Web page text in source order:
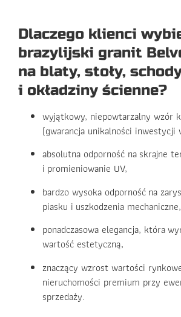
Dlaczego klienci
brazylijski granit
na blaty, stoły,
i okładziny ścienne?
wyjątkowy, niepowtarzalny wzór
(gwarancja unikalności inwestycji
absolutna odporność na skrajne
i promieniowanie UV,
bardzo wysoka odporność na
piasku i uszkodzenia mechaniczne,
ponadczasowa elegancja, która
wartość estetyczną,
znaczący wzrost wartości
nieruchomości premium przy
sprzedaży.